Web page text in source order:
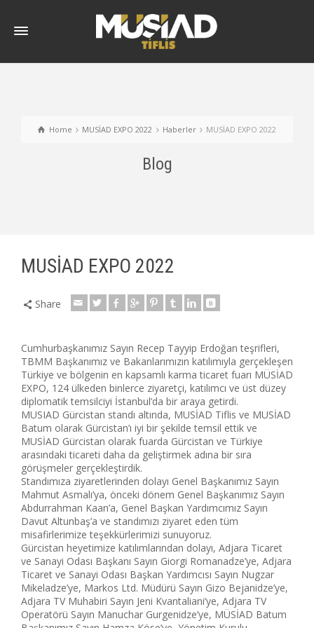
Home MUSİAD EXPO 2022 Haberler MUSİAD EXPO 2022
Blog
MUSİAD EXPO 2022
Share
Cumhurbaşkanımız Sayın Recep Tayyip Erdoğan teşrifleri,
TBMM Başkanımız ve Bakanlarımızın katılımıyla gerçekleşen
Türkiye ve bölgenin en kapsamlı karma ticaret fuarı MÜSİAD
EXPO, 124 ülkeden binlerce ziyaretçi, katılımcı ve üst düzey
diplomatik temsilciyi İstanbul’da bir araya getirdi.
MUSIAD Gürcistan standı altında, MUSİAD Tiflis ve MUSİAD
Batum olarak Gürcistan’ı iyi bir şekilde temsil ettik ve
MUSİAD Gürcistan olarak fuarda Gürcistan ve Türkiye
arasındaki ticareti daha da geliştirmek adına bir sıra
görüşmeler gerçekleştirdik.
Standımıza ziyaretlerinden dolayı Genel Başkanımız Sayın
Mahmut Asmalı’ya, önceki dönem Genel Başkanımız Sayın
Abdurrahman Kaan’a, Genel Başkan Yardımcımız Sayın
Davut Altunbaş’a ve standımızı ziyaret eden tüm
misafirlerimize teşekkürlerimizi sunuyoruz.
Gürcistan heyetimize katılımlarından dolayı, Adjara Ticaret
ve Sanayi Odası Başkanı Sayın Giorgi Romanadze’ye, Adjara
Ticaret ve Sanayi Odası Başkan Yardımcısı Sayın Nugzar
Mikeladze’ye, Markos Ltd. Müdürü Sayın Gizo Bejanidze’ye,
Adjara TV Muhabiri Sayın Jeni Kvantaliani’ye, Adjara TV
Operatörü Sayın Manuchar Gurgenidze’ye, MÜSİAD Batum